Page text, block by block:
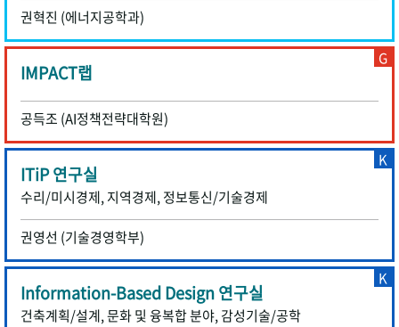
권혁진 (에너지공학과)
IMPACT랩
공득조 (AI정책전략대학원)
G
ITiP 연구실
수리/미시경제, 지역경제, 정보통신/기술경제
권영선 (기술경영학부)
K
Information-Based Design 연구실
건축계획/설계, 문화 및 융복합 분야, 감성기술/공학
K